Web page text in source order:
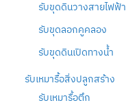
รับขุดดินวางสายไฟฟ้า
รับขุดลอกคูคลอง
รับขุดดินเปิดทางน้ำ
รับเหมารื้อสิ่งปลูกสร้าง
รับเหมารื้อตึก